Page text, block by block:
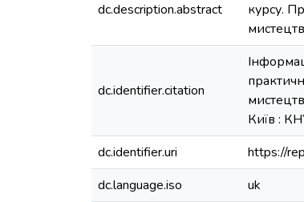
dc.description.abstract
курсу.
dc.identifier.citation
Київ :
dc.identifier.uri
https://
dc.language.iso
uk